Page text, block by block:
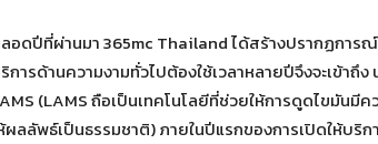
อดปีที่ผ่านมา 365mc Thailand ได้สร้างปรากฏการ
การด้านความงามทั่วไปต้องใช้เวลาหลายปีจึงจะเข้า
(LAMS ถือเป็นเทคโนโลยีที่ช่วยให้การดูดไขมันมี
ผลลัพธ์เป็นธรรมชาติ) ภายในปีแรกของการเปิดให้บริ